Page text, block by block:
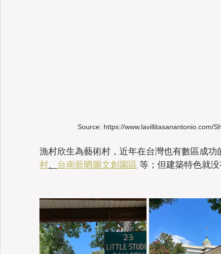
Source: https://www.lavillitasanantonio.com/
漁村欣生為藝術村， 近年在台灣也有數區成功
村、 台南藍晒圖文創園區 等；但建築特色就